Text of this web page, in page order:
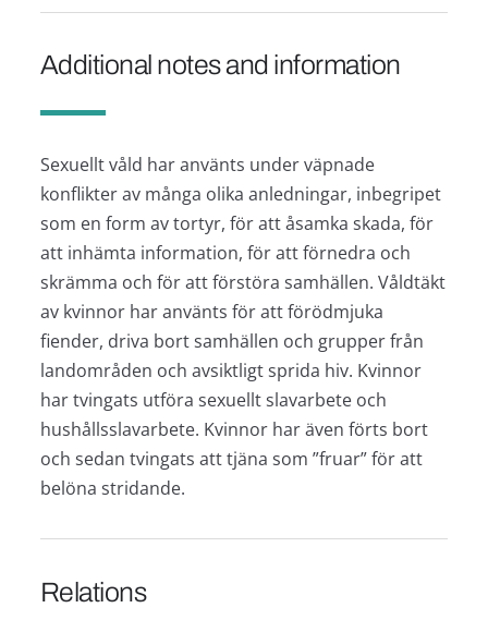
Additional notes and information
Sexuellt våld har använts under väpnade
konflikter av många olika anledningar, inbegripet
som en form av tortyr, för att åsamka skada, för
att inhämta information, för att förnedra och
skrämma och för att förstöra samhällen. Våldtäkt
av kvinnor har använts för att förödmjuka
fiender, driva bort samhällen och grupper från
landområden och avsiktligt sprida hiv. Kvinnor
har tvingats utföra sexuellt slavarbete och
hushållsslavarbete. Kvinnor har även förts bort
och sedan tvingats att tjäna som ”fruar” för att
belöna stridande.
Relations